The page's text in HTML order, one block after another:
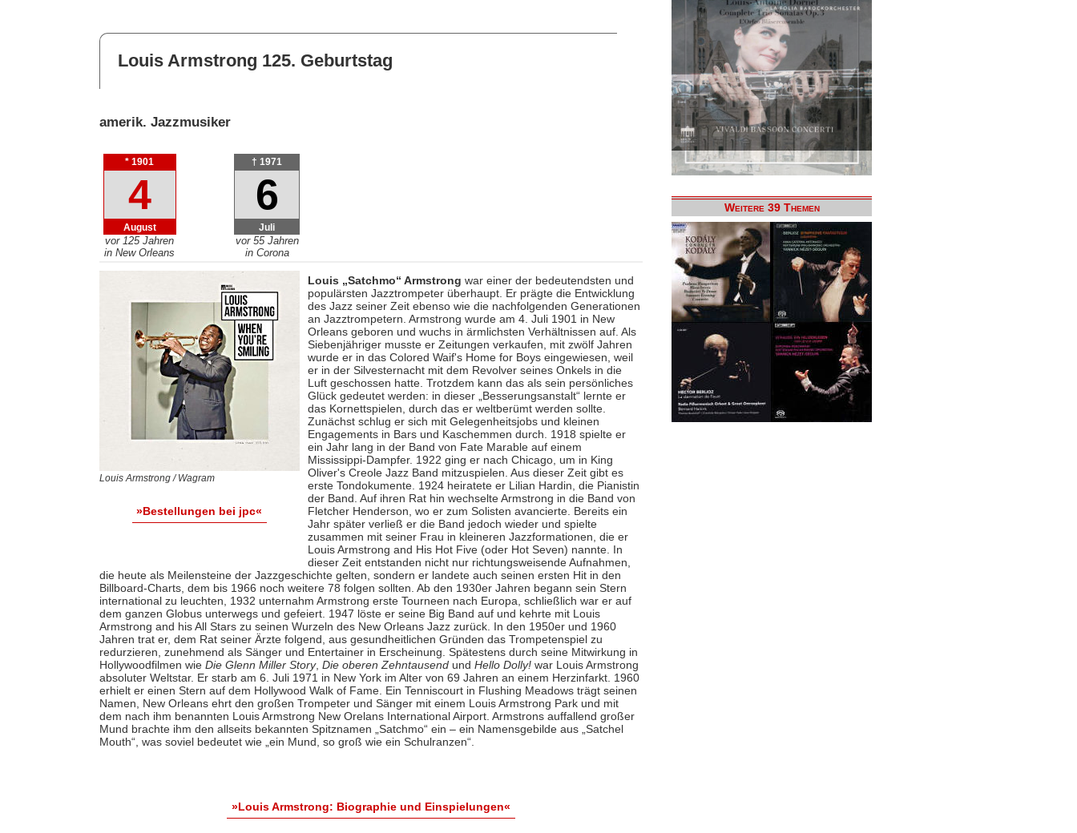
Louis Armstrong 125. Geburtstag
amerik. Jazzmusiker
* 1901
4
August
vor 125 Jahren
in New Orleans
† 1971
6
Juli
vor 55 Jahren
in Corona
Louis Armstrong / Wagram
»Bestellungen bei jpc«
Louis „Satchmo“ Armstrong war einer der bedeutendsten und
populärsten Jazztrompeter überhaupt. Er prägte die Entwicklung
des Jazz seiner Zeit ebenso wie die nachfolgenden Generationen
an Jazztrompetern. Armstrong wurde am 4. Juli 1901 in New
Orleans geboren und wuchs in ärmlichsten Verhältnissen auf. Als
Siebenjähriger musste er Zeitungen verkaufen, mit zwölf Jahren
wurde er in das Colored Waif's Home for Boys eingewiesen, weil
er in der Silvesternacht mit dem Revolver seines Onkels in die
Luft geschossen hatte. Trotzdem kann das als sein persönliches
Glück gedeutet werden: in dieser „Besserungsanstalt“ lernte er
das Kornettspielen, durch das er weltberümt werden sollte.
Zunächst schlug er sich mit Gelegenheitsjobs und kleinen
Engagements in Bars und Kaschemmen durch. 1918 spielte er
ein Jahr lang in der Band von Fate Marable auf einem
Mississippi-Dampfer. 1922 ging er nach Chicago, um in King
Oliver's Creole Jazz Band mitzuspielen. Aus dieser Zeit gibt es
erste Tondokumente. 1924 heiratete er Lilian Hardin, die Pianistin
der Band. Auf ihren Rat hin wechselte Armstrong in die Band von
Fletcher Henderson, wo er zum Solisten avancierte. Bereits ein
Jahr später verließ er die Band jedoch wieder und spielte
zusammen mit seiner Frau in kleineren Jazzformationen, die er
Louis Armstrong and His Hot Five (oder Hot Seven) nannte. In
dieser Zeit entstanden nicht nur richtungsweisende Aufnahmen,
die heute als Meilensteine der Jazzgeschichte gelten, sondern er landete auch seinen ersten Hit in den
Billboard-Charts, dem bis 1966 noch weitere 78 folgen sollten. Ab den 1930er Jahren begann sein Stern
international zu leuchten, 1932 unternahm Armstrong erste Tourneen nach Europa, schließlich war er auf
dem ganzen Globus unterwegs und gefeiert. 1947 löste er seine Big Band auf und kehrte mit Louis
Armstrong and his All Stars zu seinen Wurzeln des New Orleans Jazz zurück. In den 1950er und 1960
Jahren trat er, dem Rat seiner Ärzte folgend, aus gesundheitlichen Gründen das Trompetenspiel zu
redurzieren, zunehmend als Sänger und Entertainer in Erscheinung. Spätestens durch seine Mitwirkung in
Hollywoodfilmen wie Die Glenn Miller Story, Die oberen Zehntausendund Hello Dolly! war Louis Armstrong
absoluter Weltstar. Er starb am 6. Juli 1971 in New York im Alter von 69 Jahren an einem Herzinfarkt. 1960
erhielt er einen Stern auf dem Hollywood Walk of Fame. Ein Tenniscourt in Flushing Meadows trägt seinen
Namen, New Orleans ehrt den großen Trompeter und Sänger mit einem Louis Armstrong Park und mit
dem nach ihm benannten Louis Armstrong New Orelans International Airport. Armstrons auffallend großer
Mund brachte ihm den allseits bekannten Spitznamen „Satchmo“ ein – ein Namensgebilde aus „Satchel
Mouth“, was soviel bedeutet wie „ein Mund, so groß wie ein Schulranzen“.
»Louis Armstrong: Biographie und Einspielungen«
Weitere 39 Themen